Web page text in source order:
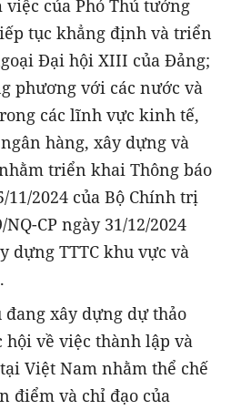
của Phó Thủ tướng
tục khẳng định và triển
Đại hội XIII của Đảng;
phương với các nước và
các lĩnh vực kinh tế,
hàng, xây dựng và
triển khai Thông báo
11/2024 của Bộ Chính trị
CP ngày 31/12/2024
dựng TTTC khu vực và
xây dựng dự thảo
hội về việc thành lập và
Việt Nam nhằm thể chế
điểm và chỉ đạo của